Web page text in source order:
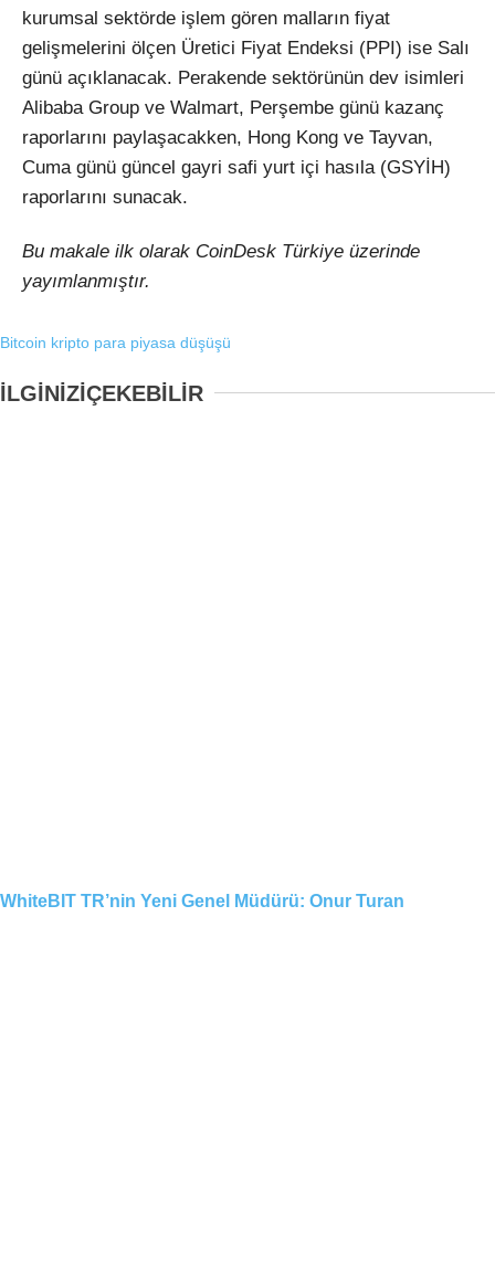
kurumsal sektörde işlem gören malların fiyat
gelişmelerini ölçen Üretici Fiyat Endeksi (PPI) ise Salı
günü açıklanacak. Perakende sektörünün dev isimleri
Alibaba Group ve Walmart, Perşembe günü kazanç
raporlarını paylaşacakken, Hong Kong ve Tayvan,
Cuma günü güncel gayri safi yurt içi hasıla (GSYİH)
raporlarını sunacak.
Bu makale ilk olarak CoinDesk Türkiye üzerinde
yayımlanmıştır.
Bitcoin kripto para piyasa düşüşü
İLGİNİZİÇEKEBİLİR
WhiteBIT TR’nin Yeni Genel Müdürü: Onur Turan